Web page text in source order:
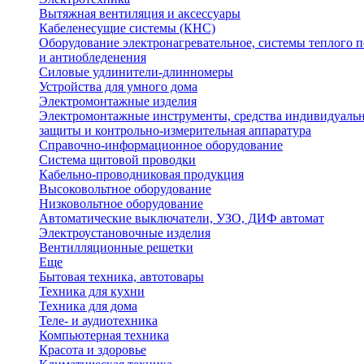
Вытяжная вентиляция и аксессуары
Кабеленесущие системы (КНС)
Оборудование электронагревательное, системы теплого
и антиобледенения
Силовые удлинители-длинномеры
Устройства для умного дома
Электромонтажные изделия
Электромонтажные инструменты, средства
защиты и контрольно-измерительная аппаратура
Справочно-информационное оборудование
Система щитовой проводки
Кабельно-проводниковая продукция
Высоковольтное оборудование
Низковольтное оборудование
Автоматические выключатели, УЗО, ДИФ автомат
Электроустановочные изделия
Вентилляционные решетки
Еще
Бытовая техника, автотовары
Техника для кухни
Техника для дома
Теле- и аудиотехника
Компьютерная техника
Красота и здоровье